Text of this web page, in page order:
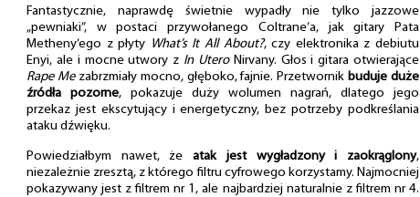
Fantastycznie, naprawdę świetnie wypadły nie tylko jazzowe
„pewniaki”, w postaci przywołanego Coltrane’a, jak gitary Pata
Metheny’ego z płyty What’s It All About?, czy elektronika z debiutu
Enyi, ale i mocne utwory z In UteroNirvany. Głos i gitara otwierające
Rape Mezabrzmiały mocno, głęboko, fajnie. Przetwornik buduje duże
źródła pozorne, pokazuje duży wolumen nagrań, dlatego jego
przekaz jest ekscytujący i energetyczny, bez potrzeby podkreślania
ataku dźwięku.
Powiedziałbym nawet, żeatak jest wygładzony i zaokrąglony,
niezależnie zresztą, z którego filtru cyfrowego korzystamy. Najmocniej
pokazywany jest z filtrem nr 1, ale najbardziej naturalnie z filtrem nr 4.